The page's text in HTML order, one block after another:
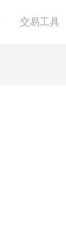
交易工具